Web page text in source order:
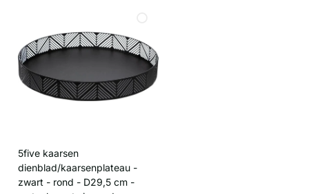
5five kaarsen
dienblad/kaarsenplateau -
zwart - rond - D29,5 cm -